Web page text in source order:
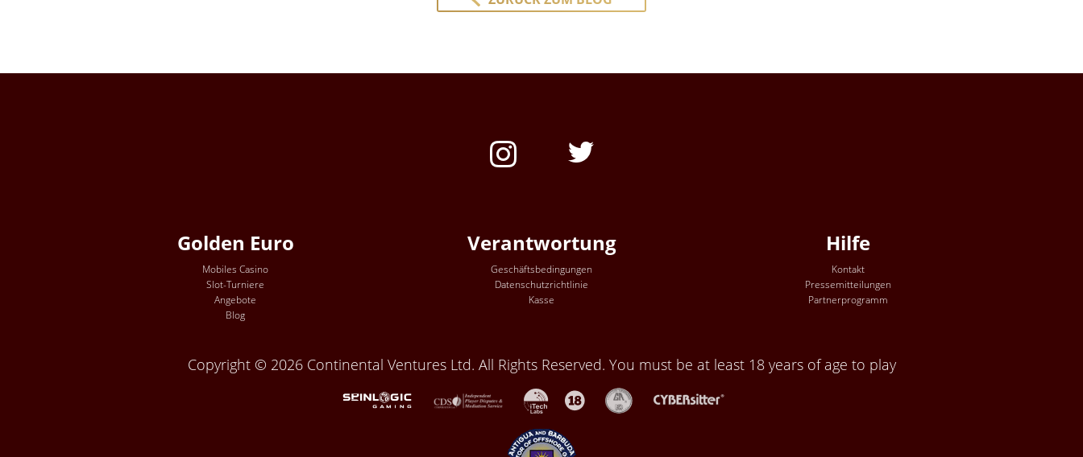
Golden Euro
Mobiles Casino
Slot-Turniere
Angebote
Blog
Verantwortung
Geschäftsbedingungen
Datenschutzrichtlinie
Kasse
Hilfe
Kontakt
Pressemitteilungen
Partnerprogramm
Copyright © 2026 Continental Ventures Ltd. All Rights Reserved. You must be at least 18 years of age to play